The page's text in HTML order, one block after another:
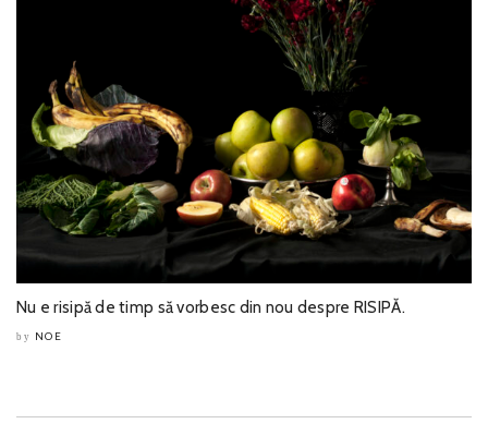
Nu e risipă de timp să vorbesc din nou despre RISIPĂ.
by NOE